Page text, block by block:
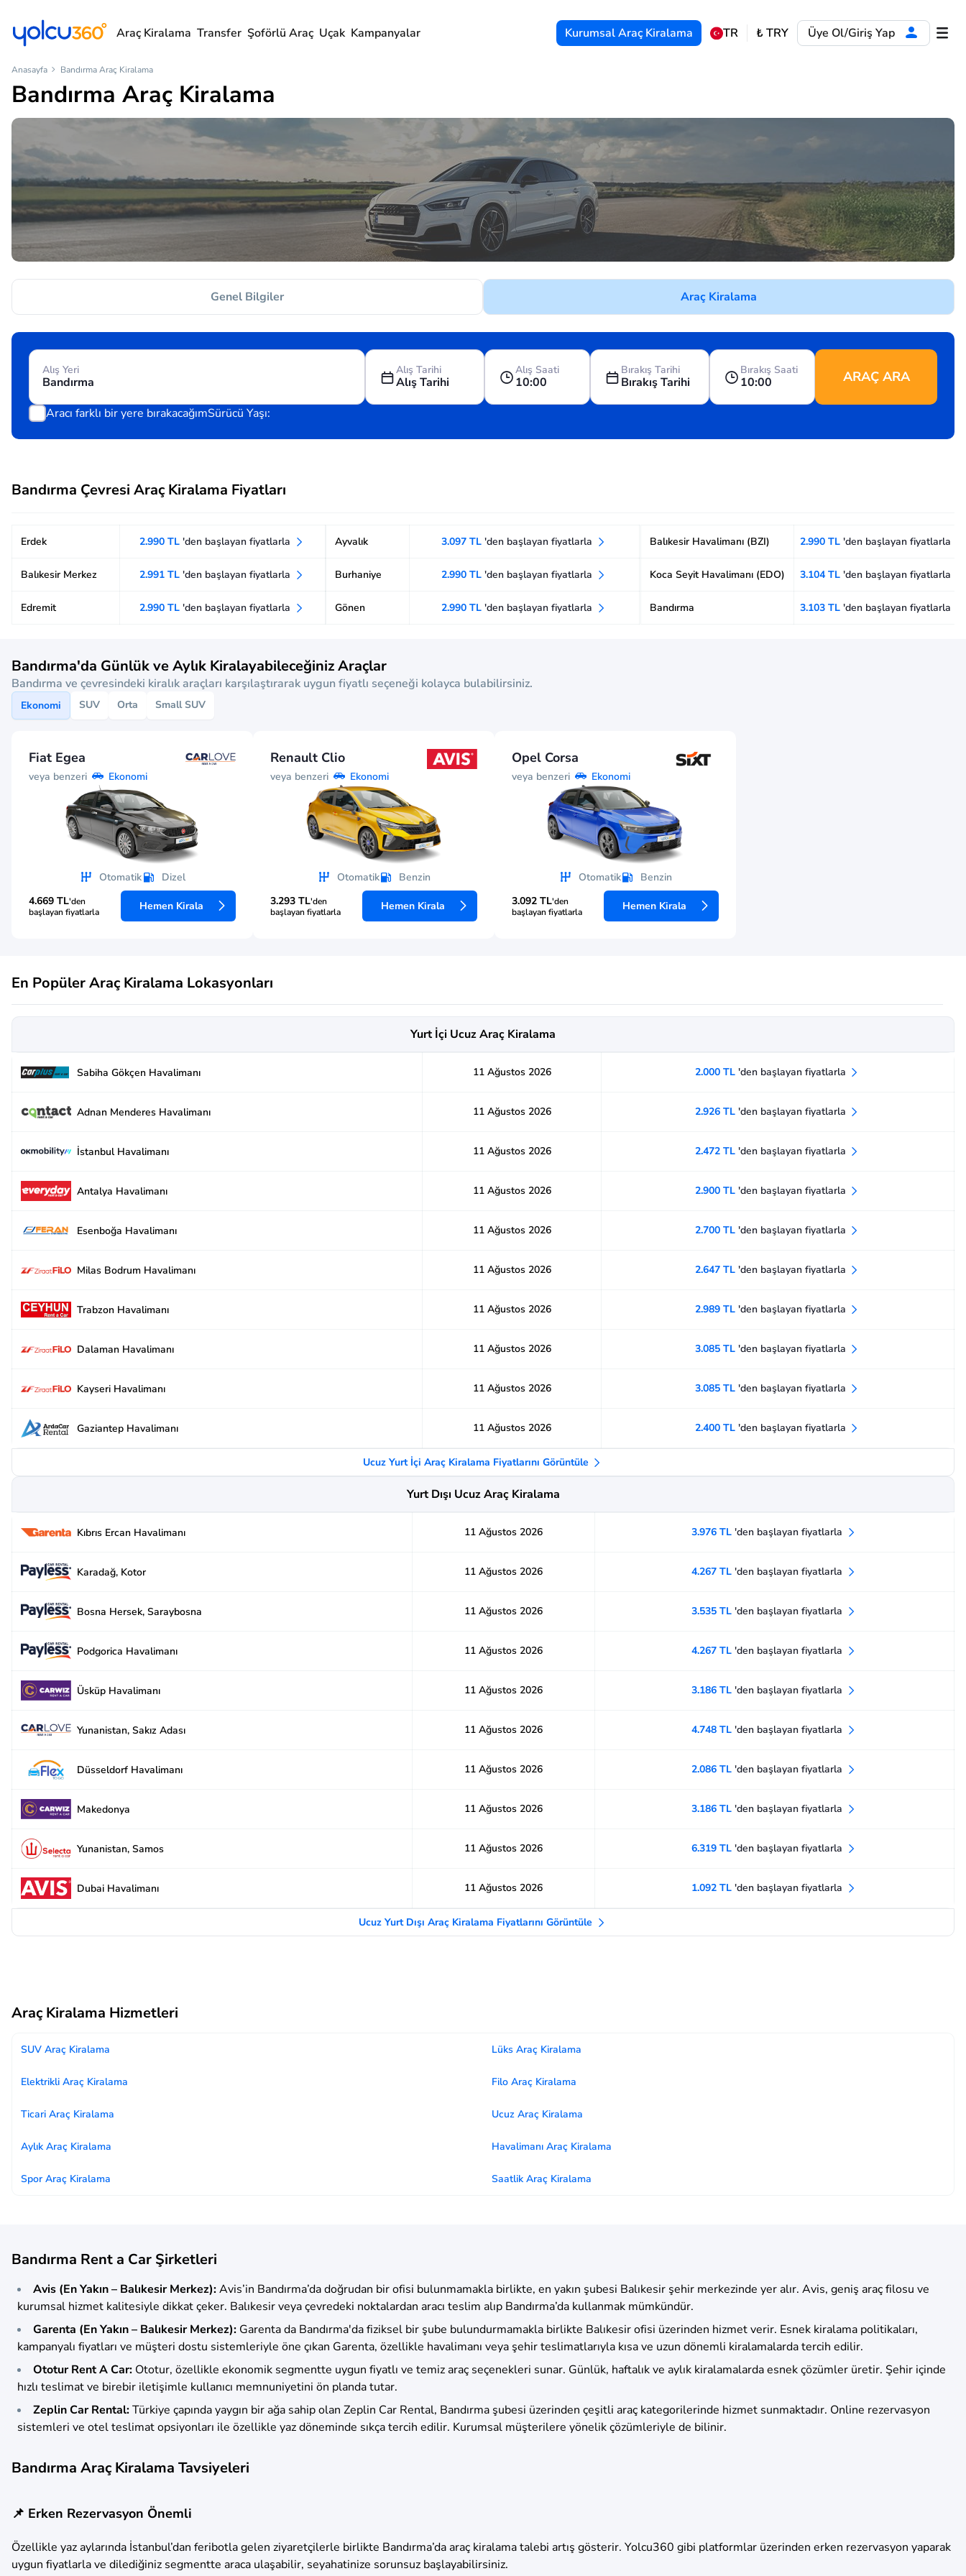
Araç Kiralama Transfer Şoförlü Araç Uçak Kampanyalar Kurumsal Araç Kiralama TR ₺ TRY Üye Ol/Giriş Yap
Anasayfa Bandırma Araç Kiralama
Bandırma Araç Kiralama
Genel Bilgiler Araç Kiralama
Alış Yeri Alış Tarihi
Alış Tarihi
Alış Saati
10:00
Bırakış Tarihi
Bırakış Tarihi
Bırakış Saati
10:00 ARAÇ ARA
Aracı farklı bir yere bırakacağımSürücü Yaşı:
Bandırma Çevresi Araç Kiralama Fiyatları
Erdek 2.990 TL'den başlayan fiyatlarla
Balıkesir Merkez 2.991 TL'den başlayan fiyatlarla
Edremit 2.990 TL'den başlayan fiyatlarla
Ayvalık 3.097 TL'den başlayan fiyatlarla
Burhaniye 2.990 TL'den başlayan fiyatlarla
Gönen 2.990 TL'den başlayan fiyatlarla
Balıkesir Havalimanı (BZI) 2.990 TL 'den başlayan fiyatlarla
Koca Seyit Havalimanı (EDO) 3.104 TL 'den başlayan fiyatlarla
Bandırma 3.103 TL 'den başlayan fiyatlarla
Bandırma'da Günlük ve Aylık Kiralayabileceğiniz Araçlar
Bandırma ve çevresindeki kiralık araçları karşılaştırarak uygun fiyatlı seçeneği kolayca bulabilirsiniz.
Ekonomi SUV Orta Small SUV
Fiat Egea
veya benzeri Ekonomi
Otomatik
Dizel
4.669 TL'den
başlayan fiyatlarla
Hemen Kirala
Renault Clio
veya benzeri Ekonomi
Otomatik
Benzin
3.293 TL'den
başlayan fiyatlarla
Hemen Kirala
Opel Corsa
veya benzeri Ekonomi
Otomatik
Benzin
3.092 TL'den
başlayan fiyatlarla
Hemen Kirala
En Popüler Araç Kiralama Lokasyonları
Yurt İçi Ucuz Araç Kiralama
Sabiha Gökçen Havalimanı 11 Ağustos 2026 2.000 TL 'den başlayan fiyatlarla
Adnan Menderes Havalimanı 11 Ağustos 2026 2.926 TL 'den başlayan fiyatlarla
İstanbul Havalimanı 11 Ağustos 2026 2.472 TL 'den başlayan fiyatlarla
Antalya Havalimanı 11 Ağustos 2026 2.900 TL 'den başlayan fiyatlarla
Esenboğa Havalimanı 11 Ağustos 2026 2.700 TL 'den başlayan fiyatlarla
Milas Bodrum Havalimanı 11 Ağustos 2026 2.647 TL 'den başlayan fiyatlarla
Trabzon Havalimanı 11 Ağustos 2026 2.989 TL 'den başlayan fiyatlarla
Dalaman Havalimanı 11 Ağustos 2026 3.085 TL 'den başlayan fiyatlarla
Kayseri Havalimanı 11 Ağustos 2026 3.085 TL 'den başlayan fiyatlarla
Gaziantep Havalimanı 11 Ağustos 2026 2.400 TL 'den başlayan fiyatlarla
Ucuz Yurt İçi Araç Kiralama Fiyatlarını Görüntüle
Yurt Dışı Ucuz Araç Kiralama
Kıbrıs Ercan Havalimanı 11 Ağustos 2026 3.976 TL'den başlayan fiyatlarla
Karadağ, Kotor 11 Ağustos 2026 4.267 TL'den başlayan fiyatlarla
Bosna Hersek, Saraybosna 11 Ağustos 2026 3.535 TL'den başlayan fiyatlarla
Podgorica Havalimanı 11 Ağustos 2026 4.267 TL'den başlayan fiyatlarla
Üsküp Havalimanı 11 Ağustos 2026 3.186 TL'den başlayan fiyatlarla
Yunanistan, Sakız Adası 11 Ağustos 2026 4.748 TL'den başlayan fiyatlarla
Düsseldorf Havalimanı 11 Ağustos 2026 2.086 TL'den başlayan fiyatlarla
Makedonya 11 Ağustos 2026 3.186 TL'den başlayan fiyatlarla
Yunanistan, Samos 11 Ağustos 2026 6.319 TL'den başlayan fiyatlarla
Dubai Havalimanı 11 Ağustos 2026 1.092 TL'den başlayan fiyatlarla
Ucuz Yurt Dışı Araç Kiralama Fiyatlarını Görüntüle
Araç Kiralama Hizmetleri
SUV Araç Kiralama Lüks Araç Kiralama
Elektrikli Araç Kiralama Filo Araç Kiralama
Ticari Araç Kiralama Ucuz Araç Kiralama
Aylık Araç Kiralama Havalimanı Araç Kiralama
Spor Araç Kiralama Saatlik Araç Kiralama
Bandırma Rent a Car Şirketleri
Avis (En Yakın – Balıkesir Merkez):Avis’in Bandırma’da doğrudan bir ofisi bulunmamakla birlikte, en yakın şubesi Balıkesir şehir merkezinde yer alır. Avis, geniş araç filosu ve
kurumsal hizmet kalitesiyle dikkat çeker. Balıkesir veya çevredeki noktalardan aracı teslim alıp Bandırma’da kullanmak mümkündür.
Garenta (En Yakın – Balıkesir Merkez): Garenta da Bandırma'da fiziksel bir şube bulundurmamakla birlikte Balıkesir ofisi üzerinden hizmet verir. Esnek kiralama politikaları,
kampanyalı fiyatları ve müşteri dostu sistemleriyle öne çıkan Garenta, özellikle havalimanı veya şehir teslimatlarıyla kısa ve uzun dönemli kiralamalarda tercih edilir.
Ototur Rent A Car: Ototur, özellikle ekonomik segmentte uygun fiyatlı ve temiz araç seçenekleri sunar. Günlük, haftalık ve aylık kiralamalarda esnek çözümler üretir. Şehir içinde
hızlı teslimat ve birebir iletişimle kullanıcı memnuniyetini ön planda tutar.
Zeplin Car Rental:Türkiye çapında yaygın bir ağa sahip olan Zeplin Car Rental, Bandırma şubesi üzerinden çeşitli araç kategorilerinde hizmet sunmaktadır. Online rezervasyon
sistemleri ve otel teslimat opsiyonları ile özellikle yaz döneminde sıkça tercih edilir. Kurumsal müşterilere yönelik çözümleriyle de bilinir.
Bandırma Araç Kiralama Tavsiyeleri
📌 Erken Rezervasyon Önemli
Özellikle yaz aylarında İstanbul’dan feribotla gelen ziyaretçilerle birlikte Bandırma’da araç kiralama talebi artış gösterir. Yolcu360 gibi platformlar üzerinden erken rezervasyon yaparak
uygun fiyatlarla ve dilediğiniz segmentte araca ulaşabilir, seyahatinize sorunsuz başlayabilirsiniz.